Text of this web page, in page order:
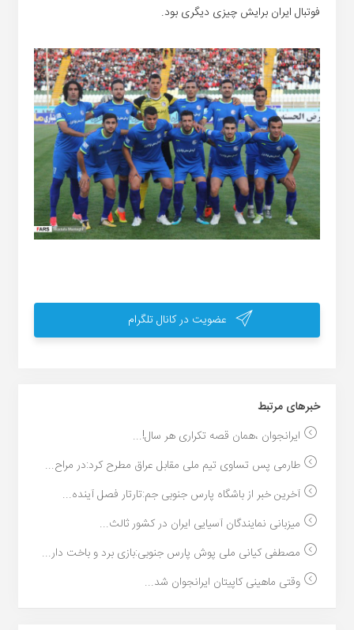
فوتبال ایران برایش چیزی دیگری بود.
عضویت در کانال تلگرام
خبر‌های مرتبط
ایرانجوان ،همان قصه تکراری هر سال!...
طارمی پس تساوی تیم ملی مقابل عراق مطرح کرد:در مراح...
آخرین خبر از باشگاه پارس جنوبی جم:تارتار فصل آینده...
میزبانی نمایندگان آسیایی ایران در کشور ثالث...
مصطفی کیانی ملی پوش پارس جنوبی:بازی برد و باخت دار...
وقتی ماهینی کاپیتان ایرانجوان شد...